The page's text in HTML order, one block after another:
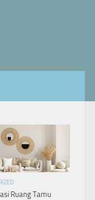
Ruang Tamu